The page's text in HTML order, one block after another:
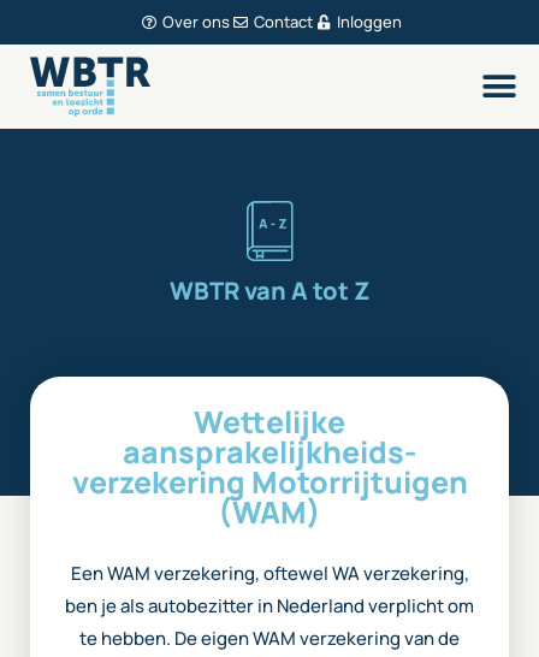
Over ons Contact Inloggen
WBTR van A tot Z
Wettelijke
aansprakelijkheids­
verzekering Motorrijtuigen
(WAM)
Een WAM verzekering, oftewel WA verzekering,
ben je als autobezitter in Nederland verplicht om
te hebben. De eigen WAM verzekering van de